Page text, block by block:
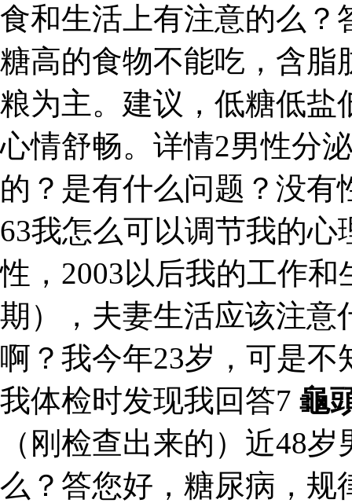
食和生活上有注意的么？
糖高的食物不能吃，含脂
粮为主。建议，低糖低盐
心情舒畅。详情2男性分
的？是有什么问题？没
63我怎么可以调节我的
性，2003以后我的工作
期），夫妻生活应该注意
啊？我今年23岁，可是
我体检时发现我回答7 龜
（刚检查出来的）近48
么？答您好，糖尿病，规